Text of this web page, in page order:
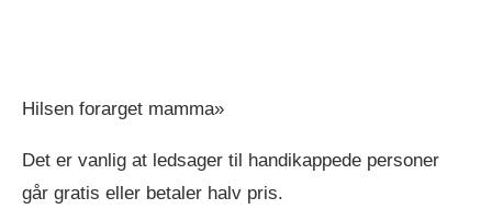
Hilsen forarget mamma»
Det er vanlig at ledsager til handikappede personer
går gratis eller betaler halv pris.